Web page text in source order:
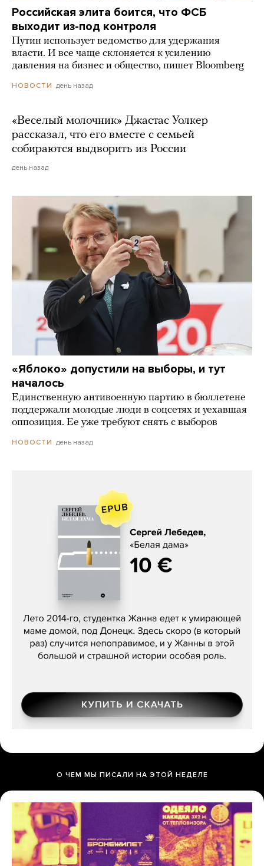
Российская элита боится, что ФСБ
выходит из-под контроля
Путин использует ведомство для удержания
власти. И все чаще склоняется к усилению
давления на бизнес и общество, пишет Bloomberg
НОВОСТИ день назад
«Веселый молочник» Джастас Уолкер
рассказал, что его вместе с семьей
собираются выдворить из России
день назад
«Яблоко» допустили на выборы, и тут
началось
Единственную антивоенную партию в бюллетене
поддержали молодые люди в соцсетях и уехавшая
оппозиция. Ее уже требуют снять с выборов
НОВОСТИ день назад
Сергей Лебедев, «Белая дама»
О ЧЕМ МЫ ПИСАЛИ НА ЭТОЙ НЕДЕЛЕ